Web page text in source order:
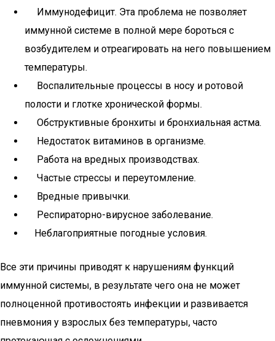
Иммунодефицит. Эта проблема не позволяет
иммунной системе в полной мере бороться с
возбудителем и отреагировать на него повышением
температуры.
Воспалительные процессы в носу и ротовой
полости и глотке хронической формы.
Обструктивные бронхиты и бронхиальная астма.
Недостаток витаминов в организме.
Работа на вредных производствах.
Частые стрессы и переутомление.
Вредные привычки.
Респираторно-вирусное заболевание.
Неблагоприятные погодные условия.
Все эти причины приводят к нарушениям функций
иммунной системы, в результате чего она не может
полноценной противостоять инфекции и развивается
пневмония у взрослых без температуры, часто